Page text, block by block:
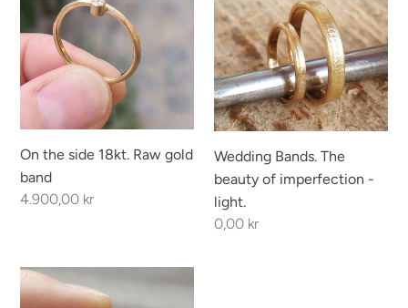
side
18kt.
Raw
gold
band
On the side 18kt. Raw gold
band
Regular
4.900,00 kr
The
beauty
of
imperfection
-
light.
Wedding Bands. The
beauty of imperfection -
light.
Regular
0,00 kr
On
the